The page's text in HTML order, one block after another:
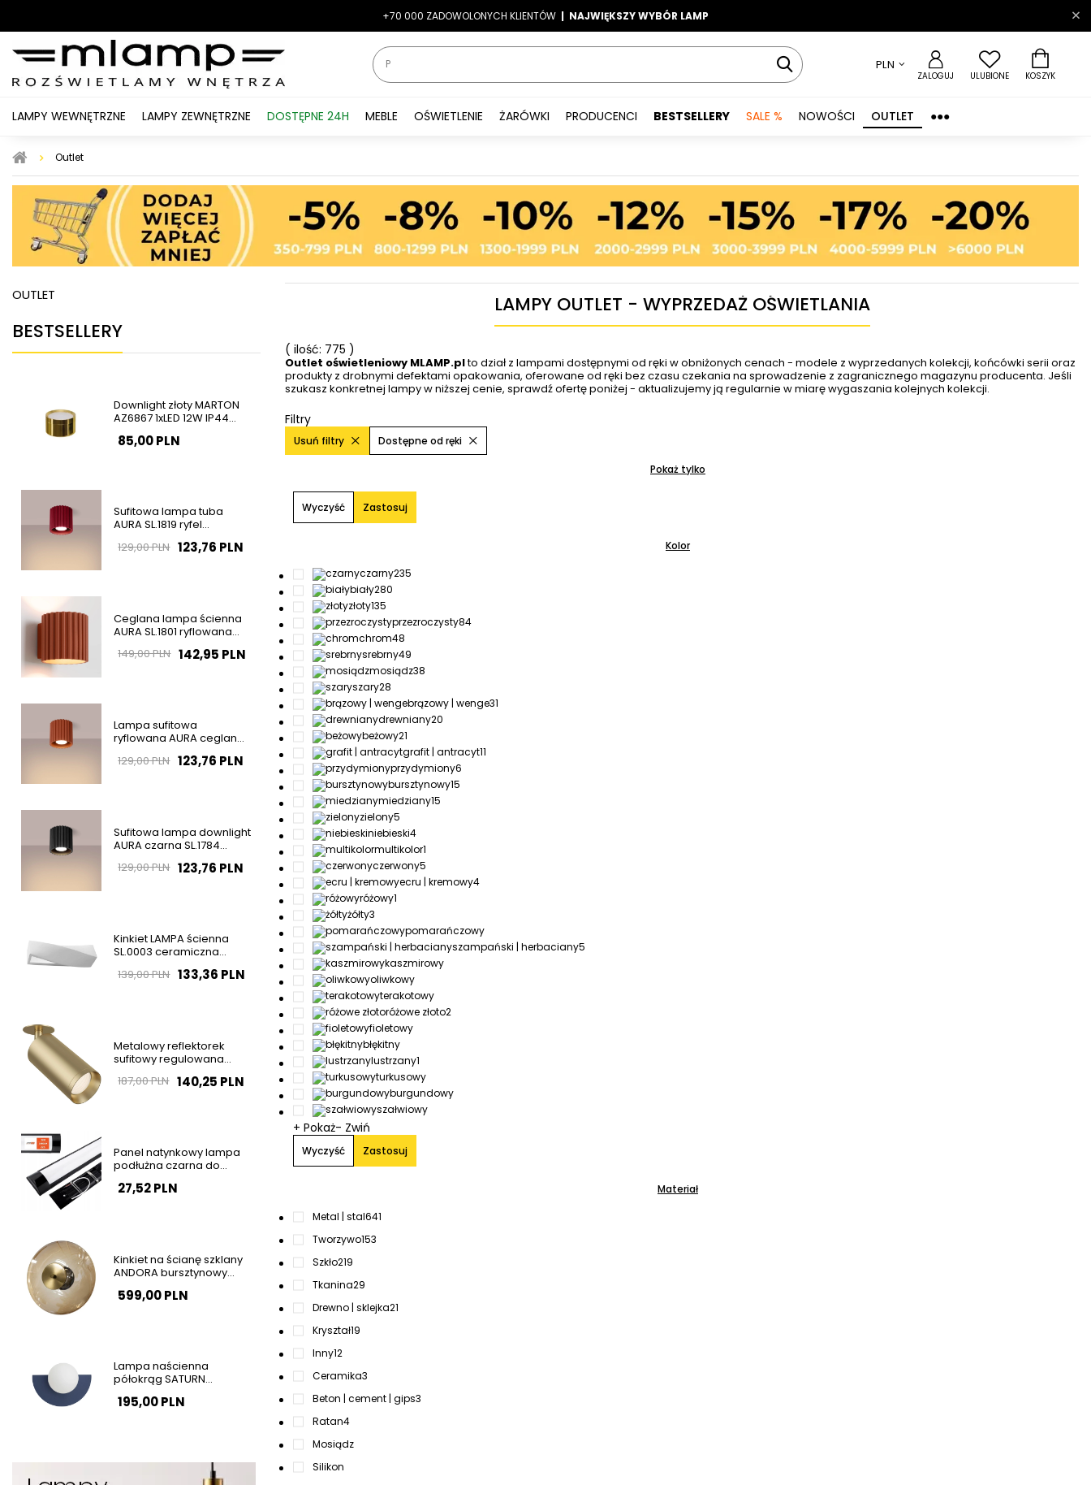
-7% LATO7
+70 000 ZADOWOLONYCH KLIENTÓW | NAJWIĘKSZY WYBÓR LAMP
| |
PLN
ZALOGUJ ULUBIONE KOSZYK
LAMPY WEWNĘTRZNE LAMPY ZEWNĘTRZNE DOSTĘPNE 24H MEBLE OŚWIETLENIE ŻARÓWKI PRODUCENCI BESTSELLERY SALE % NOWOŚCI OUTLET ●●●
Outlet
OUTLET
BESTSELLERY
Downlight złoty MARTON
AZ6867 1xLED 12W IP44
85,00 PLN
Sufitowa lampa tuba
AURA SL.1819 ryfel
123,76 PLN
129,00 PLN
Ceglana lampa ścienna
AURA SL.1801 ryflowana
142,95 PLN
149,00 PLN
Lampa sufitowa
ryflowana AURA ceglana
123,76 PLN
129,00 PLN
Sufitowa lampa downlight
AURA czarna SL.1784
123,76 PLN
129,00 PLN
Kinkiet LAMPA ścienna
SL.0003 ceramiczna
biała OUTLET133,36 PLN
139,00 PLN
Metalowy reflektorek
sufitowy regulowana
140,25 PLN
187,00 PLN
Panel natynkowy lampa
podłużna czarna do
barwa neutralna SLP2934
27,52 PLN
Kinkiet na ścianę szklany
ANDORA bursztynowy
do sypialni okrągły
599,00 PLN
Lampa naścienna
półokrąg SATURN
1xG9 do salonu kula 12601
195,00 PLN
LAMPY OUTLET - WYPRZEDAŻ OŚWIETLANIA
( ilość: 775 )
Outlet oświetleniowy MLAMP.plto dział z lampami dostępnymi od ręki w obniżonych cenach - modele z wyprzedanych kolekcji, końcówki serii oraz
produkty z drobnymi defektami opakowania, oferowane od ręki bez czasu czekania na sprowadzenie z zagranicznego magazynu producenta. Jeśli
szukasz konkretnej lampy w niższej cenie, sprawdź ofertę poniżej - aktualizujemy ją regularnie w miarę wygaszania kolejnych kolekcji.
Filtry
Usuń filtry Dostępne od ręki
Pokaż tylko
Wyczyść Zastosuj
Kolor
czarny235
biały280
złoty135
przezroczysty84
chrom48
srebrny49
mosiądz38
szary28
brązowy | wenge31
drewniany20
beżowy21
grafit | antracyt11
przydymiony6
bursztynowy15
miedziany15
zielony5
niebieski4
multikolor1
czerwony5
ecru | kremowy4
różowy1
żółty3
pomarańczowy
szampański | herbaciany5
kaszmirowy
oliwkowy
terakotowy
różowe złoto2
fioletowy
błękitny
lustrzany1
turkusowy
burgundowy
szałwiowy
+ Pokaż- Zwiń
Wyczyść Zastosuj
Materiał
Metal | stal641
Tworzywo153
Szkło219
Tkanina29
Drewno | sklejka21
Kryształ19
Inny12
Ceramika3
Beton | cement | gips3
Ratan4
Mosiądz
Silikon